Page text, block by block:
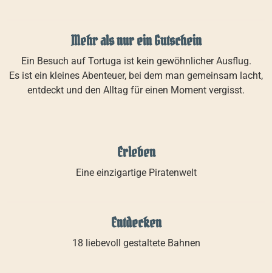
Mehr als nur ein Gutschein
Ein Besuch auf Tortuga ist kein gewöhnlicher Ausflug.
Es ist ein kleines Abenteuer, bei dem man gemeinsam lacht,
entdeckt und den Alltag für einen Moment vergisst.
Erleben
Eine einzigartige Piratenwelt
Entdecken
18 liebevoll gestaltete Bahnen